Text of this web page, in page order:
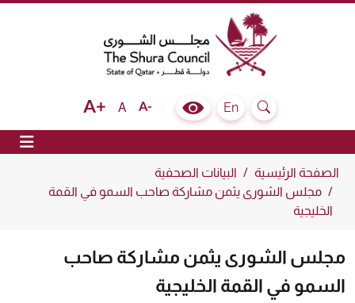
The Shura Council State of Qatar
Search
En
Colour Contrast Selector
Text size bigger
AText size normal
Text size smaller
الصفحة الرئيسية
البيانات الصحفية
مجلس الشورى يثمن مشاركة صاحب السمو في القمة
الخليجية
مجلس الشورى يثمن مشاركة صاحب
السمو في القمة الخليجية